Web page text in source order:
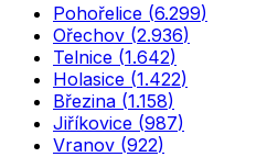
Pohořelice (6.299)
Ořechov (2.936)
Telnice (1.642)
Holasice (1.422)
Březina (1.158)
Jiříkovice (987)
Vranov (922)